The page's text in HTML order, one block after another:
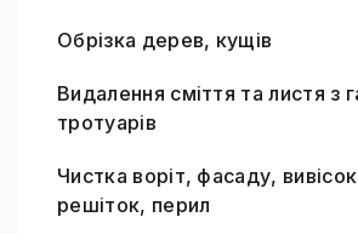
Обрізка дерев, кущів
Видалення сміття та листя з
тротуарів
Чистка воріт, фасаду,
решіток, перил